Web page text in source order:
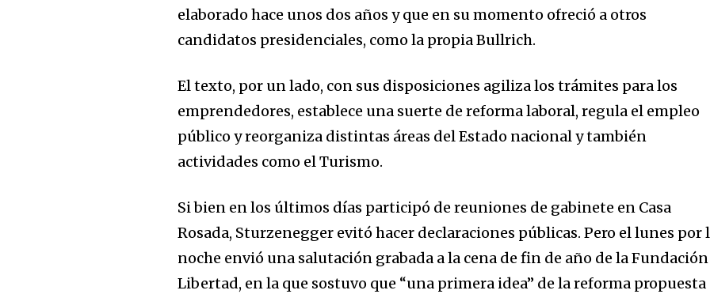
Join our community of
SUBSCRIBERS and be part
To subscribe, simply enter your email address on our website or click
the subscribe button below. Don't worry, we respect your privacy and
won't spam your inbox. Your information is safe with us.
I've read and
elaborado hace unos dos años y que en su momento ofreció a otros
candidatos presidenciales, como la propia Bullrich.
El texto, por un lado, con sus disposiciones agiliza los trámites para los
emprendedores, establece una suerte de reforma laboral, regula el empleo
público y reorganiza distintas áreas del Estado nacional y también
actividades como el Turismo.
Si bien en los últimos días participó de reuniones de gabinete en Casa
Rosada, Sturzenegger evitó hacer declaraciones públicas. Pero el lunes por
noche envió una salutación grabada a la cena de fin de año de la Fundación
Libertad, en la que sostuvo que “una primera idea” de la reforma propuesta